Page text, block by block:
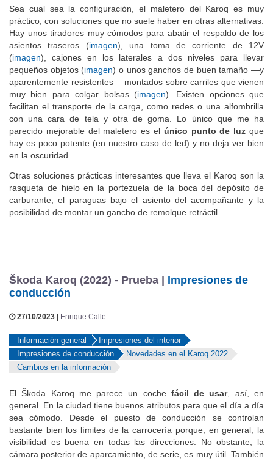
Sea cual sea la configuración, el maletero del Karoq es muy
práctico, con soluciones que no suele haber en otras alternativas.
Hay unos tiradores muy cómodos para abatir el respaldo de los
asientos traseros (imagen), una toma de corriente de 12V
(imagen), cajones en los laterales a dos niveles para llevar
pequeños objetos (imagen) o unos ganchos de buen tamaño —y
aparentemente resistentes— montados sobre carriles que vienen
muy bien para colgar bolsas (imagen). Existen opciones que
facilitan el transporte de la carga, como redes o una alfombrilla
con una cara de tela y otra de goma. Lo único que me ha
parecido mejorable del maletero es el único punto de luz que
hay es poco potente (en nuestro caso de led) y no deja ver bien
en la oscuridad.
Otras soluciones prácticas interesantes que lleva el Karoq son la
rasqueta de hielo en la portezuela de la boca del depósito de
carburante, el paraguas bajo el asiento del acompañante y la
posibilidad de montar un gancho de remolque retráctil.
Škoda Karoq (2022) - Prueba | Impresiones de
conducción
27/10/2023 | Enrique Calle
Información general
Impresiones del interior
Impresiones de conducción
Novedades en el Karoq 2022
Cambios en la información
El Škoda Karoq me parece un coche fácil de usar, así, en
general. En la ciudad tiene buenos atributos para que el día a día
sea cómodo. Desde el puesto de conducción se controlan
bastante bien los límites de la carrocería porque, en general, la
visibilidad es buena en todas las direcciones. No obstante, la
cámara posterior de aparcamiento, de serie, es muy útil. También